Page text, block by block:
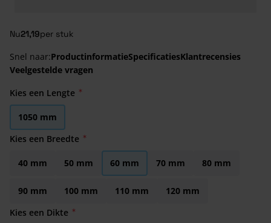
Nu21,19per stuk
Snel naar:ProductinformatieSpecificatiesKlantrecensies
Veelgestelde vragen
Kies een Lengte
1050 mm
Kies een Breedte
40 mm 50 mm 60 mm 70 mm 80 mm
90 mm 100 mm 110 mm
120 mm
Kies een Dikte